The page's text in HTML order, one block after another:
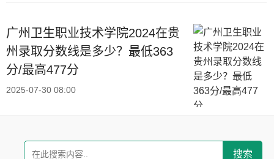
广州卫生职业技术学院2024在贵
州录取分数线是多少？最低363
分/最高477分
2025-07-30 08:00
搜索